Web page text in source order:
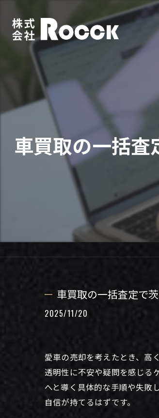
車買取の一括
車買取の一括査定で
2025/11/20
愛車の売却を考えたとき、高
透明性に不安や疑問を感じる
へと導く具体的な手順や失敗
自信が持てるはずです。